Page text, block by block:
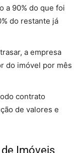
a 90% do que foi
do restante já
a empresa
do imóvel por mês
contrato
de valores e
Imóveis